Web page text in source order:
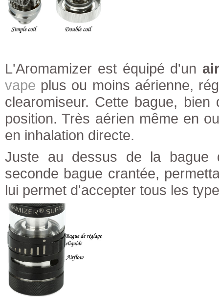
L'Aromamizer est équipé d'un
vape plus ou moins aérienne,
clearomiseur. Cette bague,
position. Très aérien même en
en inhalation directe.
Juste au dessus de la bague
seconde bague crantée,
lui permet d'accepter tous les